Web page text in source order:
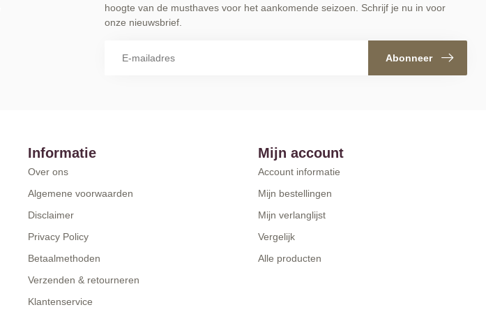
hoogte van de musthaves voor het aankomende seizoen. Schrijf je nu in voor
onze nieuwsbrief.
Abonneer
Informatie
Over ons
Algemene voorwaarden
Disclaimer
Privacy Policy
Betaalmethoden
Verzenden & retourneren
Klantenservice
Mijn account
Account informatie
Mijn bestellingen
Mijn verlanglijst
Vergelijk
Alle producten